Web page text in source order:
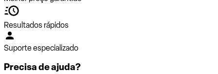
Resultados rápidos
Suporte especializado
Precisa de ajuda?